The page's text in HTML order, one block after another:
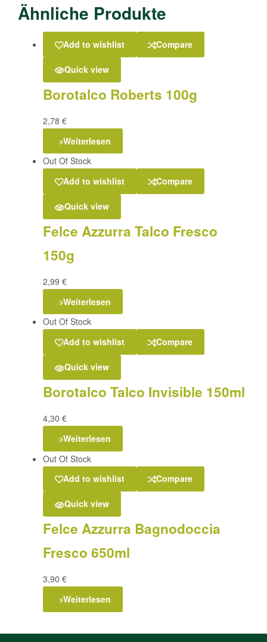
Ähnliche Produkte
Add to wishlist Compare
Quick view
Borotalco Roberts 100g
2,78 €
Weiterlesen
Out Of Stock
Add to wishlist
Compare
Quick view
Felce Azzurra Talco Fresco
150g
2,99 €
Weiterlesen
Out Of Stock
Add to wishlist
Compare
Quick view
Borotalco Talco Invisible 150ml
4,30 €
Weiterlesen
Out Of Stock
Add to wishlist
Compare
Quick view
Felce Azzurra Bagnodoccia
Fresco 650ml
3,90 €
Weiterlesen